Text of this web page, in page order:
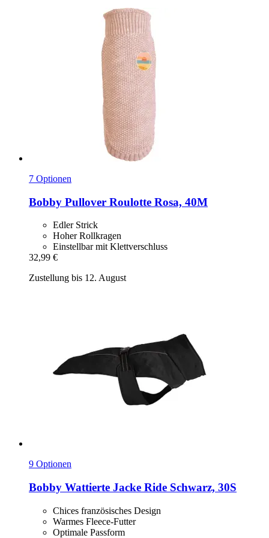
7 Optionen
Bobby Pullover Roulotte Rosa, 40M
Edler Strick
Hoher Rollkragen
Einstellbar mit Klettverschluss
32,99 €
Zustellung bis 12. August
9 Optionen
Bobby Wattierte Jacke Ride Schwarz, 30S
Chices französisches Design
Warmes Fleece-Futter
Optimale Passform